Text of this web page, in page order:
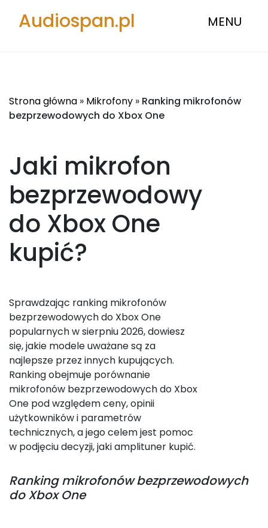
Audiospan.pl MENU
Strona główna » Mikrofony » Ranking mikrofonów
bezprzewodowych do Xbox One
Jaki mikrofon
bezprzewodowy
do Xbox One
kupić?
Sprawdzając ranking mikrofonów
bezprzewodowych do Xbox One
popularnych w sierpniu 2026, dowiesz
się, jakie modele uważane są za
najlepsze przez innych kupujących.
Ranking obejmuje porównanie
mikrofonów bezprzewodowych do Xbox
One pod względem ceny, opinii
użytkowników i parametrów
technicznych, a jego celem jest pomoc
w podjęciu decyzji, jaki amplituner kupić.
Rankingmikrofonów bezprzewodowych
do Xbox One